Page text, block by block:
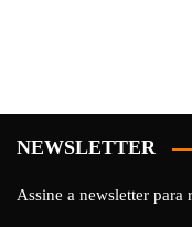
NEWSLETTER
Assine a newsletter para